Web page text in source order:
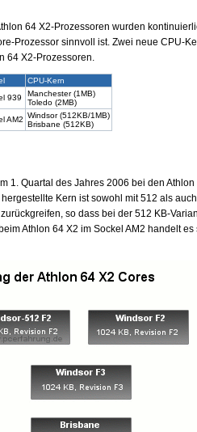
64 X2-Prozessoren wurden
Prozessor sinnvoll ist. Zwei neue CPU-
64 X2-Prozessoren.
CPU-Kern
939
Manchester (1MB)
Toledo (2MB)
AM2 Windsor (512KB/1MB)
Brisbane (512KB)
1. Quartal des Jahres 2006 bei den
Kern ist sowohl mit 512 als
so dass bei der 512 KB-
Athlon 64 X2 im Sockel AM2 handelt